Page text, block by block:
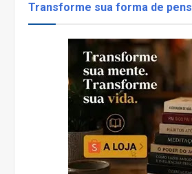
Transforme sua forma de